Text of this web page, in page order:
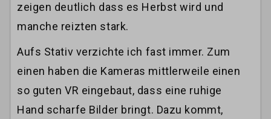
zeigen deutlich dass es Herbst wird und
manche reizten stark.
Aufs Stativ verzichte ich fast immer. Zum
einen haben die Kameras mittlerweile einen
so guten VR eingebaut, dass eine ruhige
Hand scharfe Bilder bringt. Dazu kommt,